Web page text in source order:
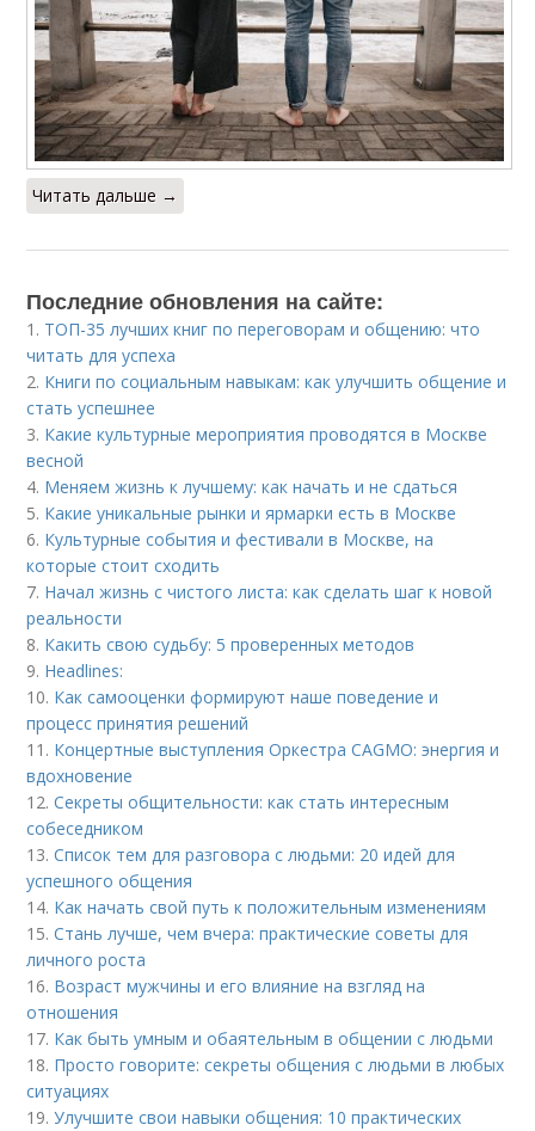
Читать дальше →
Последние обновления на сайте:
1. ТОП-35 лучших книг по переговорам и общению: что
читать для успеха
2. Книги по социальным навыкам: как улучшить общение и
стать успешнее
3. Какие культурные мероприятия проводятся в Москве
весной
4. Меняем жизнь к лучшему: как начать и не сдаться
5. Какие уникальные рынки и ярмарки есть в Москве
6. Культурные события и фестивали в Москве, на
которые стоит сходить
7. Начал жизнь с чистого листа: как сделать шаг к новой
реальности
8. Какить свою судьбу: 5 проверенных методов
9. Headlines:
10. Как самооценки формируют наше поведение и
процесс принятия решений
11. Концертные выступления Оркестра CAGMO: энергия и
вдохновение
12.Секреты общительности: как стать интересным
собеседником
13.Список тем для разговора с людьми: 20 идей для
успешного общения
14. Как начать свой путь к положительным изменениям
15.Стань лучше, чем вчера: практические советы для
личного роста
16. Возраст мужчины и его влияние на взгляд на
отношения
17. Как быть умным и обаятельным в общении с людьми
18. Просто говорите: секреты общения с людьми в любых
ситуациях
19.Улучшите свои навыки общения: 10 практических